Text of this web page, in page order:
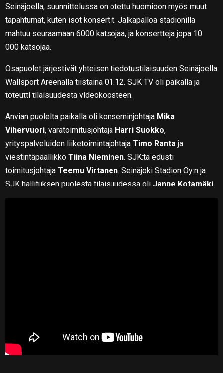
Seinäjoella, suunnittelussa on otettu huomioon myös muut
tapahtumat, kuten isot konsertit. Jalkapalloa stadionilla
mahtuu seuraamaan 6000 katsojaa, ja konsertteja jopa 10
000 katsojaa.
Osapuolet järjestivät yhteisen tiedotustilaisuuden Seinäjoella
Wallsport Areenalla tiistaina 01.12. SJK TV oli paikalla ja
toteutti tilaisuudesta videokoosteen.
Anvian puolelta paikalla oli konserninjohtaja Mika
Vihervuori, varatoimitusjohtaja Harri Suokko,
yrityspalveluiden liiketoimintajohtajaTimo Ranta ja
viestintäpäällikköTiina Nieminen. SJK:ta edusti
toimitusjohtajaTeemu Virtanen. Seinäjoki Stadion Oy:n ja
SJK hallituksen puolesta tilaisuudessa oli Janne Kotamäki.